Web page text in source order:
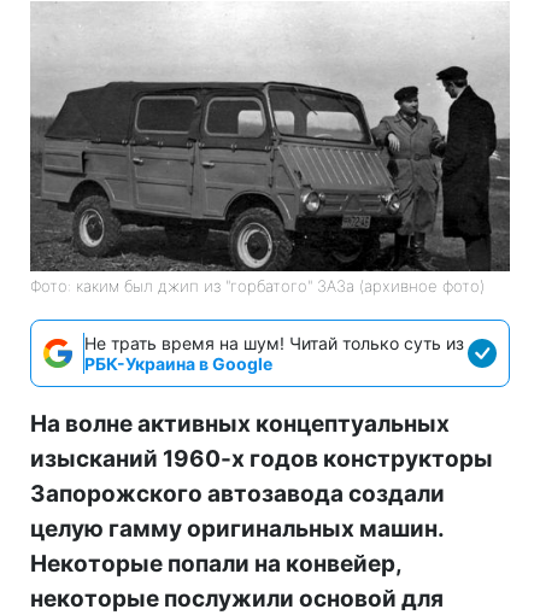
Фото: каким был джип из "горбатого" ЗАЗа (архивное фото)
Не трать время на шум! Читай только суть из
РБК-Украина в Google
На волне активных концептуальных
изысканий 1960-х годов конструкторы
Запорожского автозавода создали
целую гамму оригинальных машин.
Некоторые попали на конвейер,
некоторые послужили основой для